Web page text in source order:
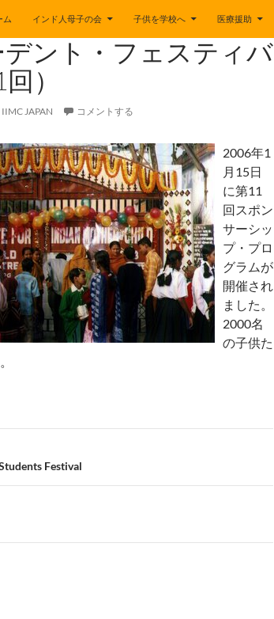
ム インド人母子の会 子供を学校へ 医療援助
ント・フェスティバ
）
IIMC JAPAN コメントする
2006年1
月15日
に第11
回スポン
サーシッ
プ・プロ
グラムが
開催され
ました。
2000名
の子供た
Festival